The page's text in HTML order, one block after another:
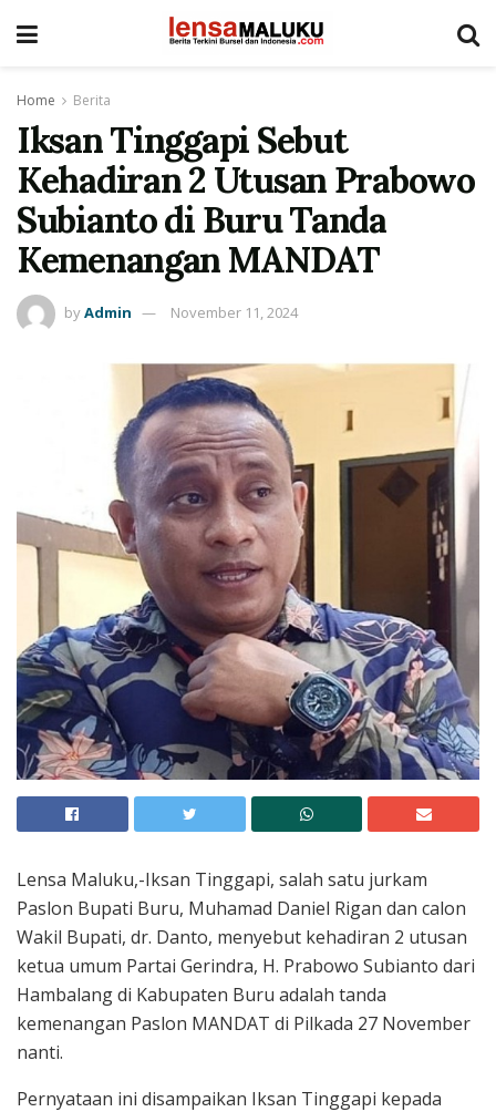
Home Berita
Iksan Tinggapi Sebut
Kehadiran 2 Utusan Prabowo
Subianto di Buru Tanda
Kemenangan MANDAT
byAdmin November 11, 2024
Lensa Maluku,-Iksan Tinggapi, salah satu jurkam
Paslon Bupati Buru, Muhamad Daniel Rigan dan calon
Wakil Bupati, dr. Danto, menyebut kehadiran 2 utusan
ketua umum Partai Gerindra, H. Prabowo Subianto dari
Hambalang di Kabupaten Buru adalah tanda
kemenangan Paslon MANDAT di Pilkada 27 November
nanti.
Pernyataan ini disampaikan Iksan Tinggapi kepada